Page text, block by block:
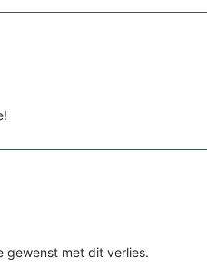
gewenst met dit verlies.